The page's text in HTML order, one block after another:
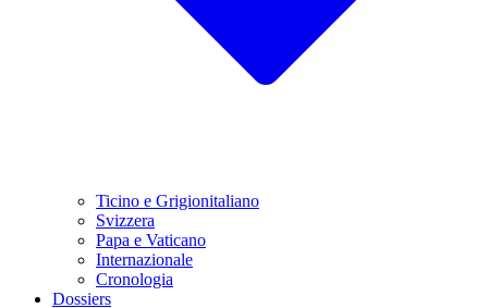
Ticino e Grigionitaliano
Svizzera
Papa e Vaticano
Internazionale
Cronologia
Dossiers